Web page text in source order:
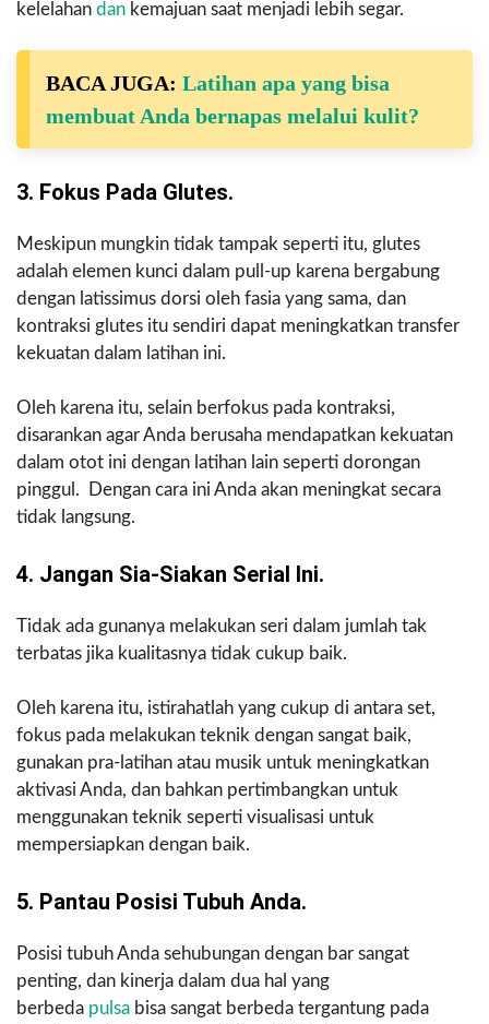
kelelahan dan kemajuan saat menjadi lebih segar.
BACA JUGA: Latihan apa yang bisa
membuat Anda bernapas melalui kulit?
3. Fokus Pada Glutes.
Meskipun mungkin tidak tampak seperti itu, glutes
adalah elemen kunci dalam pull-up karena bergabung
dengan latissimus dorsi oleh fasia yang sama, dan
kontraksi glutes itu sendiri dapat meningkatkan transfer
kekuatan dalam latihan ini.
Oleh karena itu, selain berfokus pada kontraksi,
disarankan agar Anda berusaha mendapatkan kekuatan
dalam otot ini dengan latihan lain seperti dorongan
pinggul. Dengan cara ini Anda akan meningkat secara
tidak langsung.
4. Jangan Sia-Siakan Serial Ini.
Tidak ada gunanya melakukan seri dalam jumlah tak
terbatas jika kualitasnya tidak cukup baik.
Oleh karena itu, istirahatlah yang cukup di antara set,
fokus pada melakukan teknik dengan sangat baik,
gunakan pra-latihan atau musik untuk meningkatkan
aktivasi Anda, dan bahkan pertimbangkan untuk
menggunakan teknik seperti visualisasi untuk
mempersiapkan dengan baik.
5. Pantau Posisi Tubuh Anda.
Posisi tubuh Anda sehubungan dengan bar sangat
penting, dan kinerja dalam dua hal yang
berbeda pulsa bisa sangat berbeda tergantung pada